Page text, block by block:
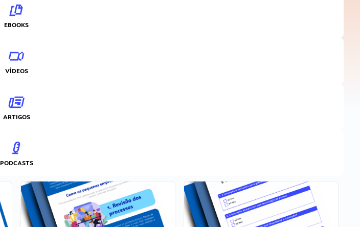
EBOOKS
VÍDEOS
ARTIGOS
PODCASTS